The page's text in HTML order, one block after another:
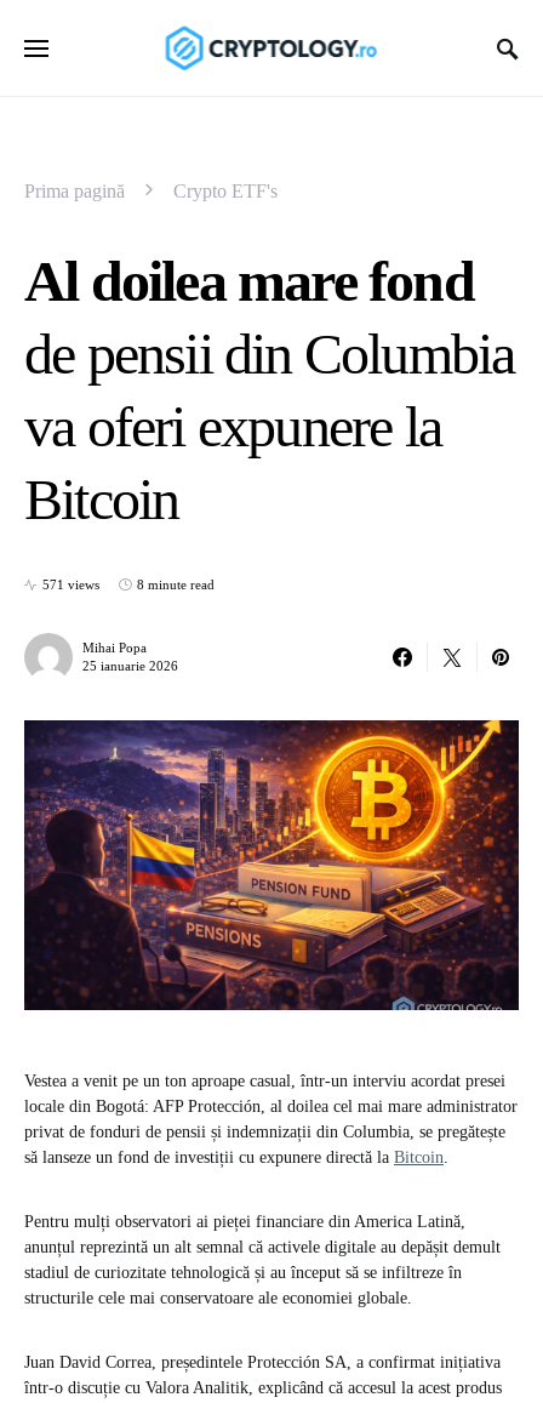
Prima pagină Crypto ETF's
Al doilea mare fond
de pensii din Columbia
va oferi expunere la
Bitcoin
571 views 8 minute read
Mihai Popa
25 ianuarie 2026
Vestea a venit pe un ton aproape casual, într-un interviu acordat presei
locale din Bogotá: AFP Protección, al doilea cel mai mare administrator
privat de fonduri de pensii și indemnizații din Columbia, se pregătește
să lanseze un fond de investiții cu expunere directă la Bitcoin.
Pentru mulți observatori ai pieței financiare din America Latină,
anunțul reprezintă un alt semnal că activele digitale au depășit demult
stadiul de curiozitate tehnologică și au început să se infiltreze în
structurile cele mai conservatoare ale economiei globale.
Juan David Correa, președintele Protección SA, a confirmat inițiativa
într-o discuție cu Valora Analitik, explicând că accesul la acest produs